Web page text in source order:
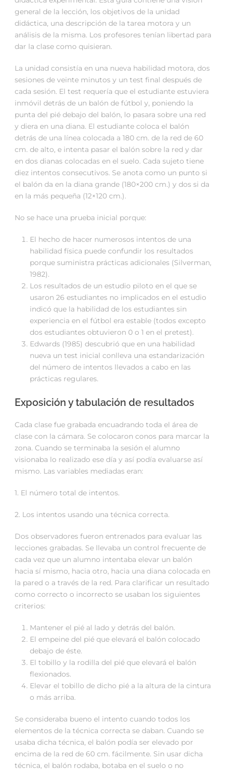
general de la lección, los objetivos de la unidad
didáctica, una descripción de la tarea motora y un
análisis de la misma. Los profesores tenían libertad para
dar la clase como quisieran.
La unidad consistía en una nueva habilidad motora, dos
sesiones de veinte minutos y un test final después de
cada sesión. El test requería que el estudiante estuviera
inmóvil detrás de un balón de fútbol y, poniendo la
punta del pié debajo del balón, lo pasara sobre una red
y diera en una diana. El estudiante coloca el balón
detrás de una línea colocada a 180 cm. de la red de 60
cm. de alto, e intenta pasar el balón sobre la red y dar
en dos dianas colocadas en el suelo. Cada sujeto tiene
diez intentos consecutivos. Se anota como un punto si
el balón da en la diana grande (180×200 cm.) y dos si da
en la más pequeña (12×120 cm.).
No se hace una prueba inicial porque:
El hecho de hacer numerosos intentos de una
habilidad física puede confundir los resultados
porque suministra prácticas adicionales (Silverman,
1982).
Los resultados de un estudio piloto en el que se
usaron 26 estudiantes no implicados en el estudio
indicó que la habilidad de los estudiantes sin
experiencia en el fútbol era estable (todos excepto
dos estudiantes obtuvieron 0 o 1 en el pretest).
Edwards (1985) descubrió que en una habilidad
nueva un test inicial conlleva una estandarización
del número de intentos llevados a cabo en las
prácticas regulares.
Exposición y tabulación de resultados
Cada clase fue grabada encuadrando toda el área de
clase con la cámara. Se colocaron conos para marcar la
zona. Cuando se terminaba la sesión el alumno
visionaba lo realizado ese día y así podía evaluarse así
mismo. Las variables mediadas eran:
1. El número total de intentos.
2. Los intentos usando una técnica correcta.
Dos observadores fueron entrenados para evaluar las
lecciones grabadas. Se llevaba un control frecuente de
cada vez que un alumno intentaba elevar un balón
hacia sí mismo, hacia otro, hacia una diana colocada en
la pared o a través de la red. Para clarificar un resultado
como correcto o incorrecto se usaban los siguientes
criterios:
Mantener el pié al lado y detrás del balón.
El empeine del pié que elevará el balón colocado
debajo de éste.
El tobillo y la rodilla del pié que elevará el balón
flexionados.
Elevar el tobillo de dicho pié a la altura de la cintura
o más arriba.
Se consideraba bueno el intento cuando todos los
elementos de la técnica correcta se daban. Cuando se
usaba dicha técnica, el balón podía ser elevado por
encima de la red de 60 cm. fácilmente. Sin usar dicha
técnica, el balón rodaba, botaba en el suelo o no